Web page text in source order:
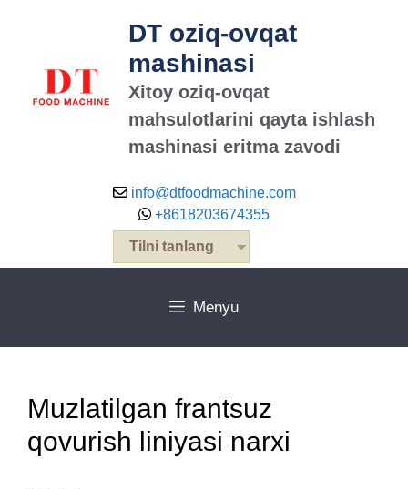
DT oziq-ovqat
mashinasi
Xitoy oziq-ovqat
mahsulotlarini qayta ishlash
mashinasi eritma zavodi
info@dtfoodmachine.com
+8618203674355
Tilni tanlang
Menyu
Muzlatilgan frantsuz
qovurish liniyasi narxi